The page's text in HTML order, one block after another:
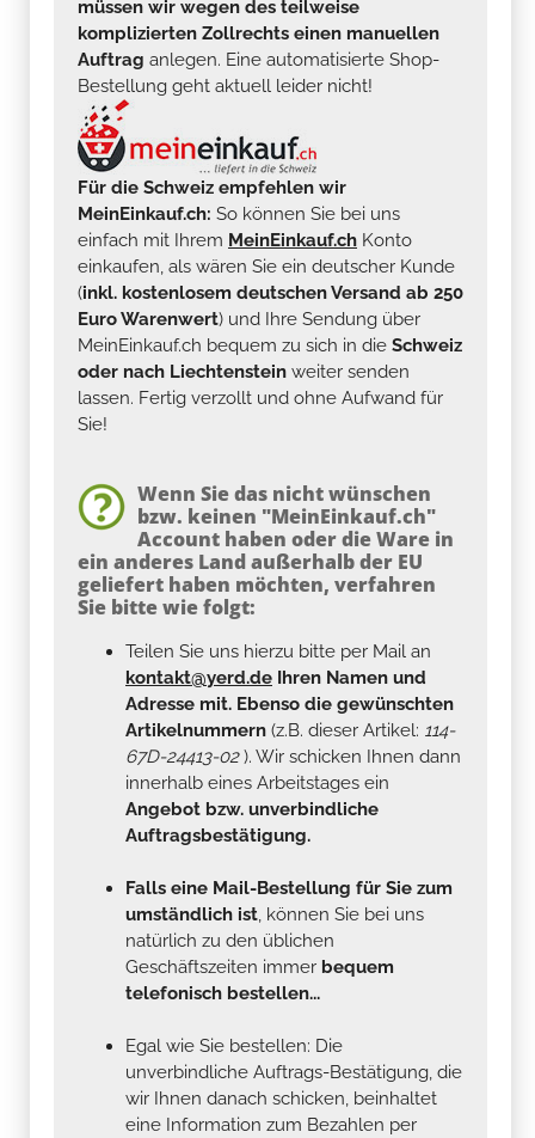
müssen wir wegen des teilweise
komplizierten Zollrechts einen manuellen
Auftrag anlegen. Eine automatisierte Shop-
Bestellung geht aktuell leider nicht!
Für die Schweiz empfehlen wir
MeinEinkauf.ch: So können Sie bei uns
einfach mit Ihrem MeinEinkauf.ch Konto
einkaufen, als wären Sie ein deutscher Kunde
(inkl. kostenlosem deutschen Versand ab 250
Euro Warenwert) und Ihre Sendung über
MeinEinkauf.ch bequem zu sich in die Schweiz
oder nach Liechtenstein weiter senden
lassen. Fertig verzollt und ohne Aufwand für
Sie!
Wenn Sie das nicht wünschen
bzw. keinen "MeinEinkauf.ch"
Account haben oder die Ware in
ein anderes Land außerhalb der EU
geliefert haben möchten, verfahren
Sie bitte wie folgt:
Teilen Sie uns hierzu bitte per Mail an
kontakt@yerd.de Ihren Namen und
Adresse mit. Ebenso die gewünschten
Artikelnummern (z.B. dieser Artikel: 114-
67D-24413-02). Wir schicken Ihnen dann
innerhalb eines Arbeitstages ein
Angebot bzw. unverbindliche
Auftragsbestätigung.
Falls eine Mail-Bestellung für Sie zum
umständlich ist, können Sie bei uns
natürlich zu den üblichen
Geschäftszeiten immer bequem
telefonisch bestellen...
Egal wie Sie bestellen: Die
unverbindliche Auftrags-Bestätigung, die
wir Ihnen danach schicken, beinhaltet
eine Information zum Bezahlen per